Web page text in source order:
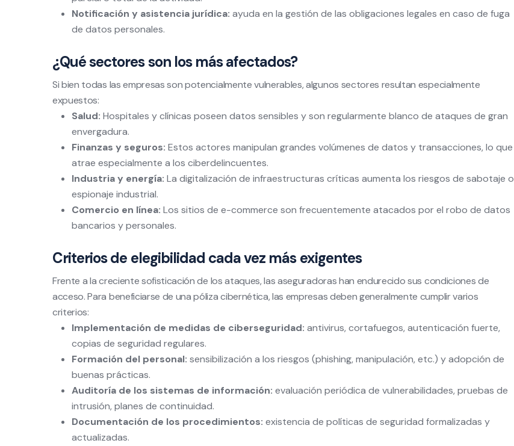
Notificación y asistencia jurídica: ayuda en la gestión de las obligaciones legales en caso de fuga
de datos personales.
¿Qué sectores son los más afectados?
Si bien todas las empresas son potencialmente vulnerables, algunos sectores resultan especialmente
expuestos:
Salud: Hospitales y clínicas poseen datos sensibles y son regularmente blanco de ataques de gran
envergadura.
Finanzas y seguros: Estos actores manipulan grandes volúmenes de datos y transacciones, lo que
atrae especialmente a los ciberdelincuentes.
Industria y energía: La digitalización de infraestructuras críticas aumenta los riesgos de sabotaje o
espionaje industrial.
Comercio en línea: Los sitios de e-commerce son frecuentemente atacados por el robo de datos
bancarios y personales.
Criterios de elegibilidad cada vez más exigentes
Frente a la creciente sofisticación de los ataques, las aseguradoras han endurecido sus condiciones de
acceso. Para beneficiarse de una póliza cibernética, las empresas deben generalmente cumplir varios
criterios:
Implementación de medidas de ciberseguridad: antivirus, cortafuegos, autenticación fuerte,
copias de seguridad regulares.
Formación del personal: sensibilización a los riesgos (phishing, manipulación, etc.) y adopción de
buenas prácticas.
Auditoría de los sistemas de información: evaluación periódica de vulnerabilidades, pruebas de
intrusión, planes de continuidad.
Documentación de los procedimientos: existencia de políticas de seguridad formalizadas y
actualizadas.